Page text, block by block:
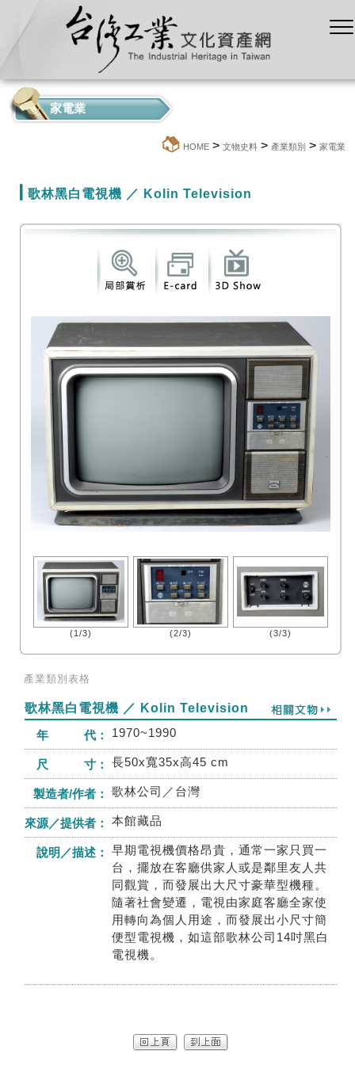
家電業
HOME > 文物史料 > 產業類別 > 家電業
歌林黑白電視機 ／ Kolin Television
(1/3) (2/3) (3/3)
產業類別表格
歌林黑白電視機 ／ Kolin Television
年 代：
1970~1990
尺 寸： 長50x寬35x高45 cm
製造者/作者： 歌林公司／台灣
來源／提供者： 本館藏品
說明／描述：
早期電視機價格昂貴，通常一家只買一
台，擺放在客廳供家人或是鄰里友人共
同觀賞，而發展出大尺寸豪華型機種。
隨著社會變遷，電視由家庭客廳全家使
用轉向為個人用途，而發展出小尺寸簡
便型電視機，如這部歌林公司14吋黑白
電視機。